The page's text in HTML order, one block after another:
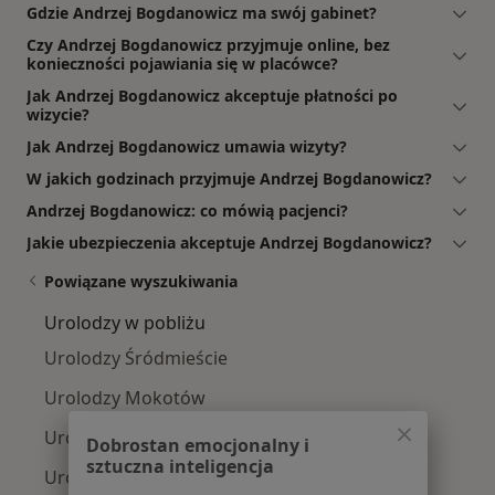
Gdzie Andrzej Bogdanowicz ma swój gabinet?
Czy Andrzej Bogdanowicz przyjmuje online, bez
konieczności pojawiania się w placówce?
Jak Andrzej Bogdanowicz akceptuje płatności po
wizycie?
Jak Andrzej Bogdanowicz umawia wizyty?
W jakich godzinach przyjmuje Andrzej Bogdanowicz?
Andrzej Bogdanowicz: co mówią pacjenci?
Jakie ubezpieczenia akceptuje Andrzej Bogdanowicz?
Powiązane wyszukiwania
Urolodzy w pobliżu
Urolodzy Śródmieście
Urolodzy Mokotów
Urolodzy Wola
Urolodzy Ursynów
Dobrostan emocjonalny i
sztuczna inteligencja